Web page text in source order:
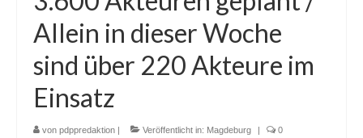
Allein in dieser Woche
sind über 220 Akteure im
Einsatz
von pdppredaktion Veröffentlicht in: Magdeburg 0